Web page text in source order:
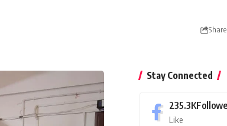
Share
Stay Connected
235.3K
Like